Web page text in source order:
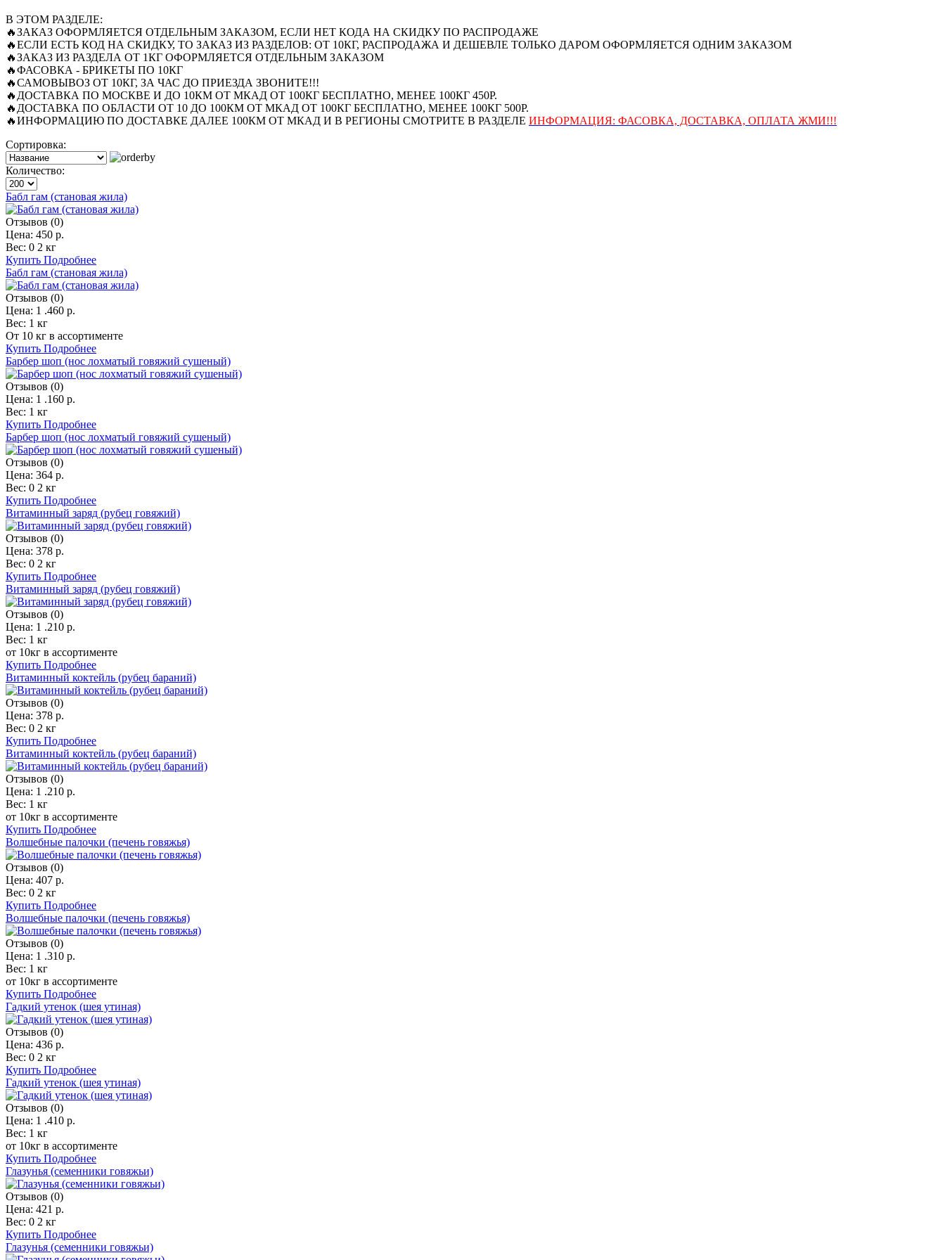
В ЭТОМ РАЗДЕЛЕ:
🔥ЗАКАЗ ОФОРМЛЯЕТСЯ ОТДЕЛЬНЫМ ЗАКАЗОМ, ЕСЛИ НЕТ КОДА НА СКИДКУ ПО РАСПРОДАЖЕ
🔥ЕСЛИ ЕСТЬ КОД НА СКИДКУ, ТО ЗАКАЗ ИЗ РАЗДЕЛОВ: ОТ 10КГ, РАСПРОДАЖА И ДЕШЕВЛЕ ТОЛЬКО ДАРОМ ОФОРМЛЯЕТСЯ ОДНИМ ЗАКАЗОМ
🔥ЗАКАЗ ИЗ РАЗДЕЛА ОТ 1КГ ОФОРМЛЯЕТСЯ ОТДЕЛЬНЫМ ЗАКАЗОМ
🔥ФАСОВКА - БРИКЕТЫ ПО 10КГ
🔥САМОВЫВОЗ ОТ 10КГ, ЗА ЧАС ДО ПРИЕЗДА ЗВОНИТЕ!!!
🔥ДОСТАВКА ПО МОСКВЕ И ДО 10КМ ОТ МКАД ОТ 100КГ БЕСПЛАТНО, МЕНЕЕ 100КГ 450Р.
🔥ДОСТАВКА ПО ОБЛАСТИ ОТ 10 ДО 100КМ ОТ МКАД ОТ 100КГ БЕСПЛАТНО, МЕНЕЕ 100КГ 500Р.
🔥ИНФОРМАЦИЮ ПО ДОСТАВКЕ ДАЛЕЕ 100КМ ОТ МКАД И В РЕГИОНЫ СМОТРИТЕ В РАЗДЕЛЕ ИНФОРМАЦИЯ: ФАСОВКА, ДОСТАВКА, ОПЛАТА ЖМИ!!!
Сортировка:
Количество:
Бабл гам (становая жила)
Отзывов (0)
Цена: 450 р.
Вес: 0 2 кг
Купить Подробнее
Бабл гам (становая жила)
Отзывов (0)
Цена: 1 .460 р.
Вес: 1 кг
От 10 кг в ассортименте
Купить Подробнее
Барбер шоп (нос лохматый говяжий сушеный)
Отзывов (0)
Цена: 1 .160 р.
Вес: 1 кг
Купить Подробнее
Барбер шоп (нос лохматый говяжий сушеный)
Отзывов (0)
Цена: 364 р.
Вес: 0 2 кг
Купить Подробнее
Витаминный заряд (рубец говяжий)
Отзывов (0)
Цена: 378 р.
Вес: 0 2 кг
Купить Подробнее
Витаминный заряд (рубец говяжий)
Отзывов (0)
Цена: 1 .210 р.
Вес: 1 кг
от 10кг в ассортименте
Купить Подробнее
Витаминный коктейль (рубец бараний)
Отзывов (0)
Цена: 378 р.
Вес: 0 2 кг
Купить Подробнее
Витаминный коктейль (рубец бараний)
Отзывов (0)
Цена: 1 .210 р.
Вес: 1 кг
от 10кг в ассортименте
Купить Подробнее
Волшебные палочки (печень говяжья)
Отзывов (0)
Цена: 407 р.
Вес: 0 2 кг
Купить Подробнее
Волшебные палочки (печень говяжья)
Отзывов (0)
Цена: 1 .310 р.
Вес: 1 кг
от 10кг в ассортименте
Купить Подробнее
Гадкий утенок (шея утиная)
Отзывов (0)
Цена: 436 р.
Вес: 0 2 кг
Купить Подробнее
Гадкий утенок (шея утиная)
Отзывов (0)
Цена: 1 .410 р.
Вес: 1 кг
от 10кг в ассортименте
Купить Подробнее
Глазунья (семенники говяжьи)
Отзывов (0)
Цена: 421 р.
Вес: 0 2 кг
Купить Подробнее
Глазунья (семенники говяжьи)